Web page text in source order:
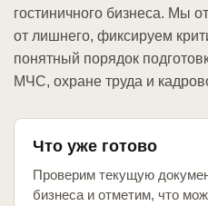
гостиничного бизнеса. Мы
от лишнего, фиксируем
понятный порядок
МЧС, охране труда и
Что уже готово
Проверим текущую
бизнеса и отметим, что